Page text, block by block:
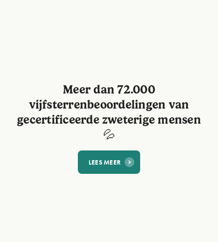
Meer dan 72.000
vijfsterrenbeoordelingen van
gecertificeerde zweterige mensen
💦
LEES MEER